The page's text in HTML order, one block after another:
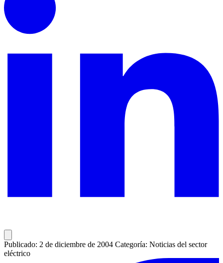
Publicado: 2 de diciembre de 2004 Categoría: Noticias del sector
eléctrico